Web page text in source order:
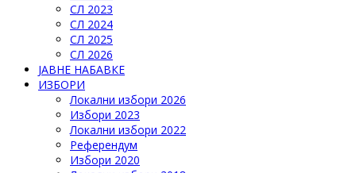
СЛ 2023
СЛ 2024
СЛ 2025
СЛ 2026
ЈАВНЕ НАБАВКЕ
ИЗБОРИ
Локални избори 2026
Избори 2023
Локални избори 2022
Референдум
Избори 2020